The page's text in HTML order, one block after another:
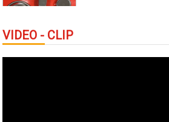
VIDEO - CLIP